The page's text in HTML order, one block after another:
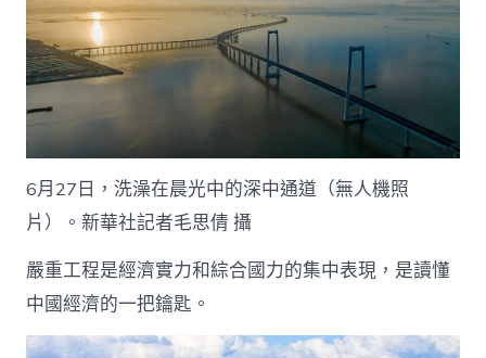
6月27日，洗澡在晨光中的深中通道（無人機照
片）。新華社記者毛思倩 攝
嚴重工程是經濟實力和綜合國力的集中表現，是讀懂
中國經濟的一把鑰匙。